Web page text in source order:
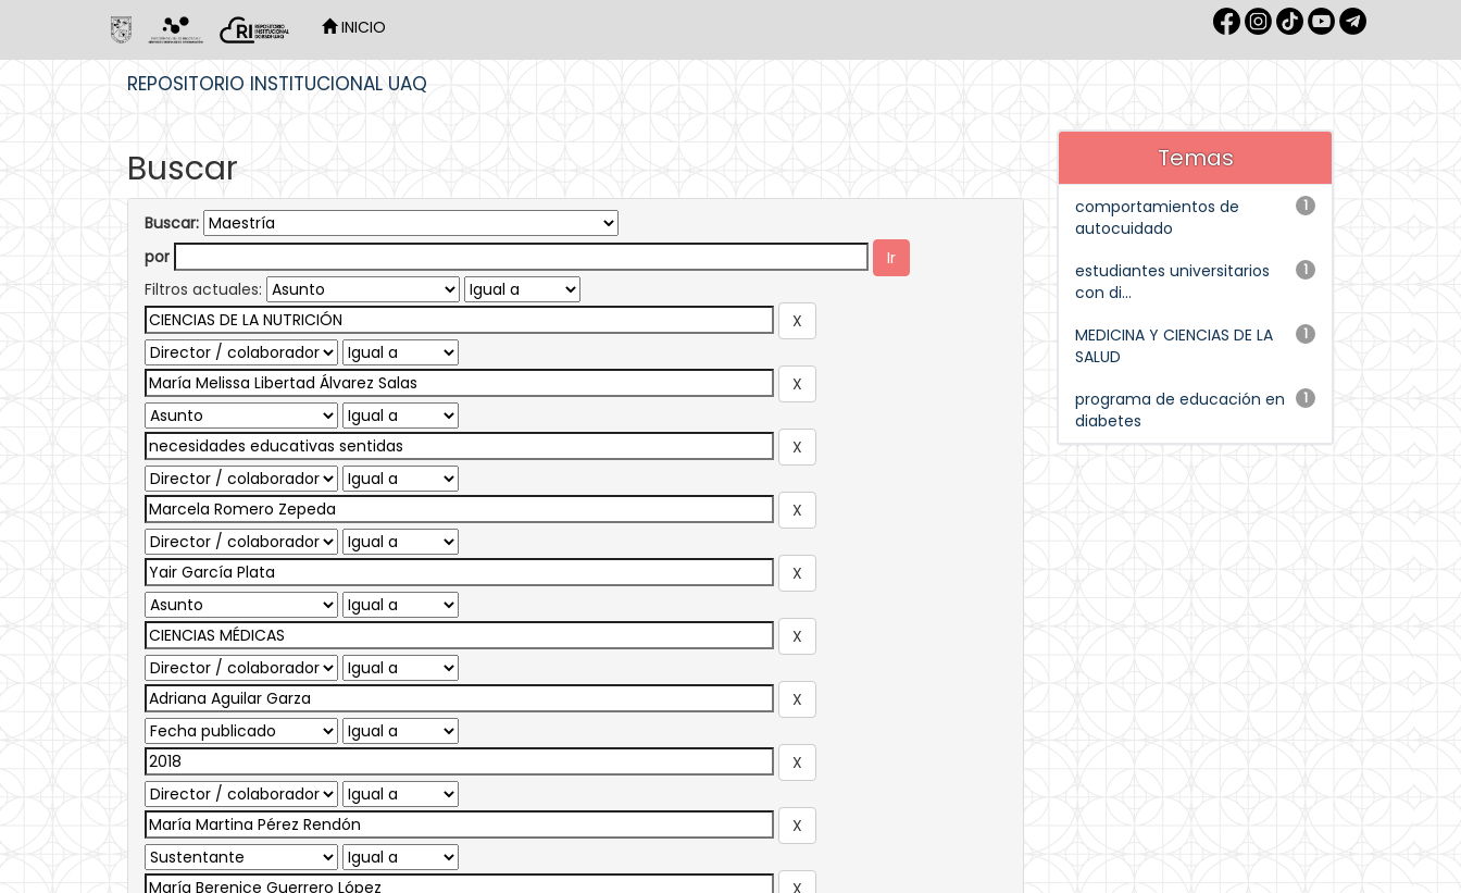
INICIO
REPOSITORIO INSTITUCIONAL UAQ
Buscar
Buscar:
por
Filtros actuales:
Temas
1
comportamientos de
autocuidado
1
estudiantes universitarios
con di...
1
MEDICINA Y CIENCIAS DE LA
SALUD
1
programa de educación en
diabetes